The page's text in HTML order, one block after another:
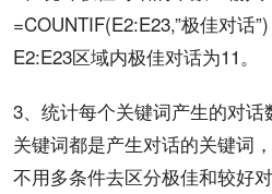
=COUNTIF(E2:E23,”极佳对话
E2:E23区域内极佳对话为11。
3、统计每个关键词产生的对
关键词都是产生对话的关键词
不用多条件去区分极佳和较好